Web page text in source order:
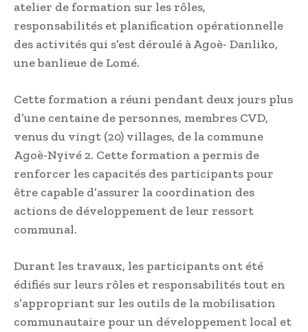
atelier de formation sur les rôles,
responsabilités et planification opérationnelle
des activités qui s’est déroulé à Agoè- Danliko,
une banlieue de Lomé.
Cette formation a réuni pendant deux jours plus
d’une centaine de personnes, membres CVD,
venus du vingt (20) villages, de la commune
Agoè-Nyivé 2. Cette formation a permis de
renforcer les capacités des participants pour
être capable d’assurer la coordination des
actions de développement de leur ressort
communal.
Durant les travaux, les participants ont été
édifiés sur leurs rôles et responsabilités tout en
s’appropriant sur les outils de la mobilisation
communautaire pour un développement local et